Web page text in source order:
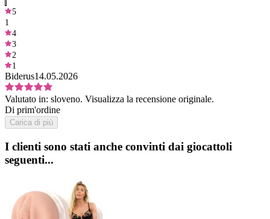
5
1
4
3
2
1
Biderus14.05.2026
Valutato in: sloveno. Visualizza la recensione originale.
Di prim'ordine
Carica di più
I clienti sono stati anche convinti dai giocattoli
seguenti...